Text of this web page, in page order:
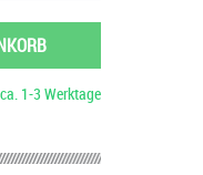
1-3 Werktage